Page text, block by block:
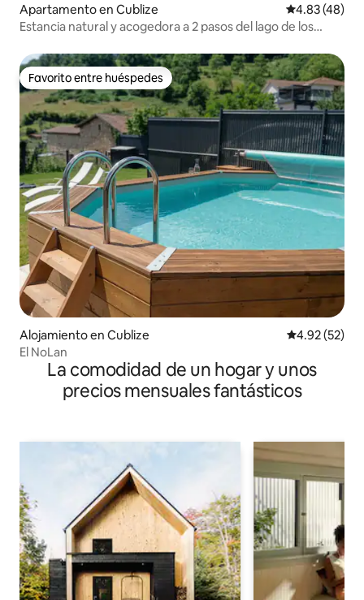
Apartamento en Cublize Calificación
4.83 (48)
Estancia natural y acogedora a 2 pasos del lago de los
Favorito entre huéspedes
Favorito entre huéspedes
Alojamiento en Cublize Calificación
4.92 (52)
El NoLan
La comodidad de un hogar y unos
precios mensuales fantásticos